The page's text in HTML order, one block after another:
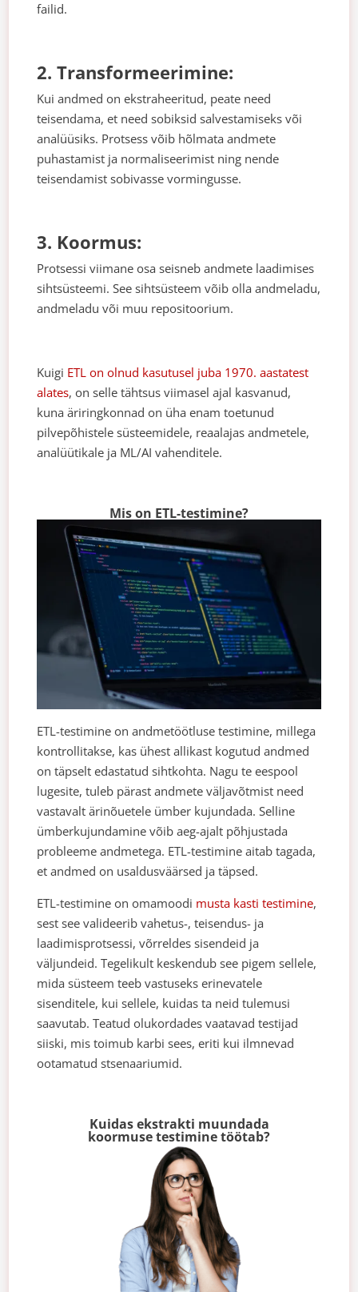
failid.
2. Transformeerimine:
Kui andmed on ekstraheeritud, peate need
teisendama, et need sobiksid salvestamiseks või
analüüsiks. Protsess võib hõlmata andmete
puhastamist ja normaliseerimist ning nende
teisendamist sobivasse vormingusse.
3. Koormus:
Protsessi viimane osa seisneb andmete laadimises
sihtsüsteemi. See sihtsüsteem võib olla andmeladu,
andmeladu või muu repositoorium.
Kuigi ETL on olnud kasutusel juba 1970. aastatest
alates, on selle tähtsus viimasel ajal kasvanud,
kuna äriringkonnad on üha enam toetunud
pilvepõhistele süsteemidele, reaalajas andmetele,
analüütikale ja ML/AI vahenditele.
Mis on ETL-testimine?
ETL-testimine on andmetöötluse testimine, millega
kontrollitakse, kas ühest allikast kogutud andmed
on täpselt edastatud sihtkohta. Nagu te eespool
lugesite, tuleb pärast andmete väljavõtmist need
vastavalt ärinõuetele ümber kujundada. Selline
ümberkujundamine võib aeg-ajalt põhjustada
probleeme andmetega. ETL-testimine aitab tagada,
et andmed on usaldusväärsed ja täpsed.
ETL-testimine on omamoodi musta kasti testimine,
sest see valideerib vahetus-, teisendus- ja
laadimisprotsessi, võrreldes sisendeid ja
väljundeid. Tegelikult keskendub see pigem sellele,
mida süsteem teeb vastuseks erinevatele
sisenditele, kui sellele, kuidas ta neid tulemusi
saavutab. Teatud olukordades vaatavad testijad
siiski, mis toimub karbi sees, eriti kui ilmnevad
ootamatud stsenaariumid.
Kuidas ekstrakti muundada
koormuse testimine töötab?